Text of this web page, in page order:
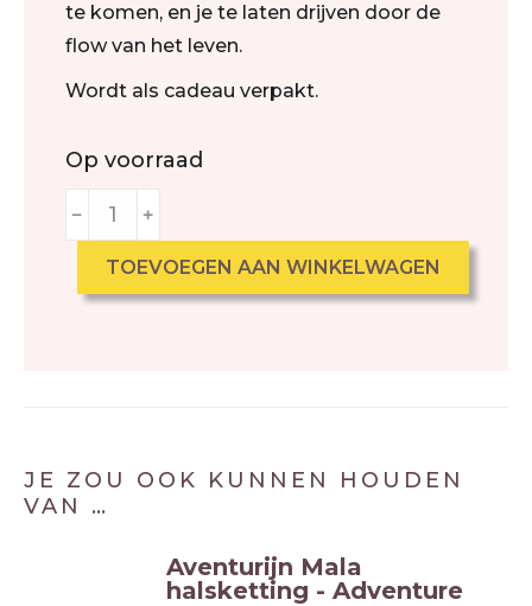
te komen, en je te laten drijven door de
flow van het leven.
Wordt als cadeau verpakt.
Op voorraad
﹣ ﹢
TOEVOEGEN AAN WINKELWAGEN
JE ZOU OOK KUNNEN HOUDEN
VAN …
Aventurijn Mala
halsketting - Adventure